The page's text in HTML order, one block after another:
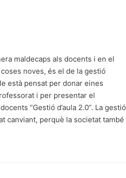
maldecaps als docents i en el
noves, és el de la gestió
està pensat per donar eines
i per presentar el
“Gestió d’aula 2.0”. La gestió
canviant, perquè la societat també